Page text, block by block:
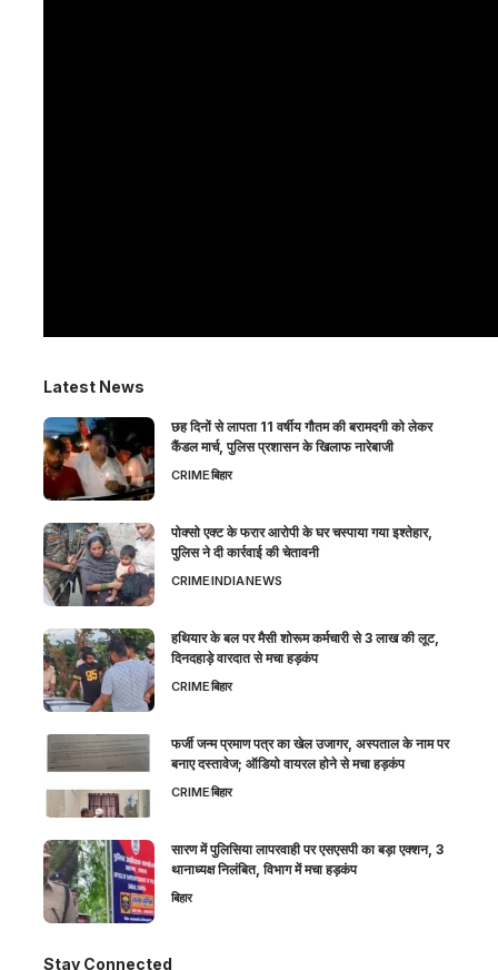
Latest News
छह दिनों से लापता 11 वर्षीय गौतम की बरामदगी को लेकर
कैंडल मार्च, पुलिस प्रशासन के खिलाफ नारेबाजी
CRIMEबिहार
पोक्सो एक्ट के फरार आरोपी के घर चस्पाया गया इश्तेहार,
पुलिस ने दी कार्रवाई की चेतावनी
CRIMEINDIANEWS
हथियार के बल पर मैसी शोरूम कर्मचारी से 3 लाख की लूट,
दिनदहाड़े वारदात से मचा हड़कंप
CRIMEबिहार
फर्जी जन्म प्रमाण पत्र का खेल उजागर, अस्पताल के नाम पर
बनाए दस्तावेज; ऑडियो वायरल होने से मचा हड़कंप
CRIMEबिहार
सारण में पुलिसिया लापरवाही पर एसएसपी का बड़ा एक्शन, 3
थानाध्यक्ष निलंबित, विभाग में मचा हड़कंप
बिहार
Stay Connected